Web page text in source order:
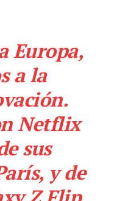
Europa,
a la
Netflix
sus
y de